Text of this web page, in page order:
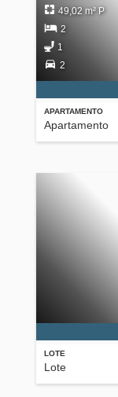
APARTAMENTO
Apartamento
49,02 m² P
2
1
2
LOTE
Lote